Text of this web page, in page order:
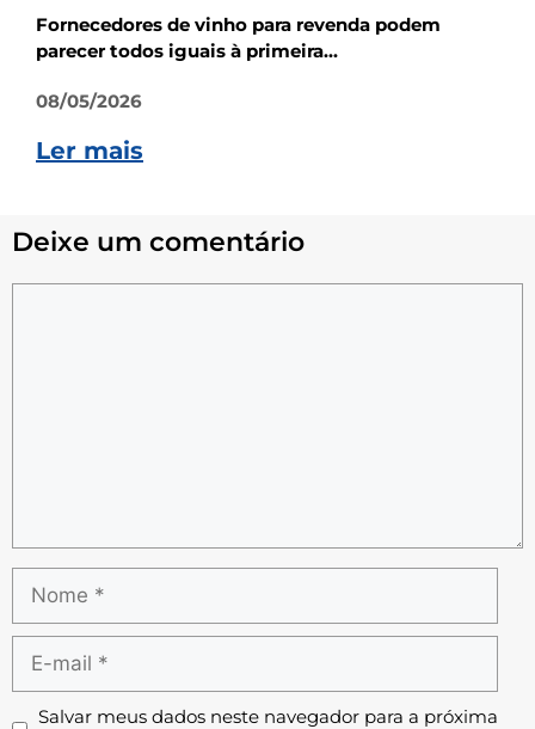
Fornecedores de vinho para revenda podem
parecer todos iguais à primeira...
08/05/2026
Ler mais
Deixe um comentário
Salvar meus dados neste navegador para a próxima